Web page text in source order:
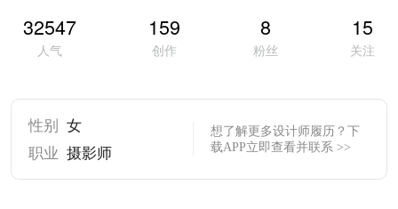
32547
人气
159
创作
8
粉丝
15
关注
性别
女
职业 摄影师
想了解更多设计师履历？下
载APP立即查看并联系 >>